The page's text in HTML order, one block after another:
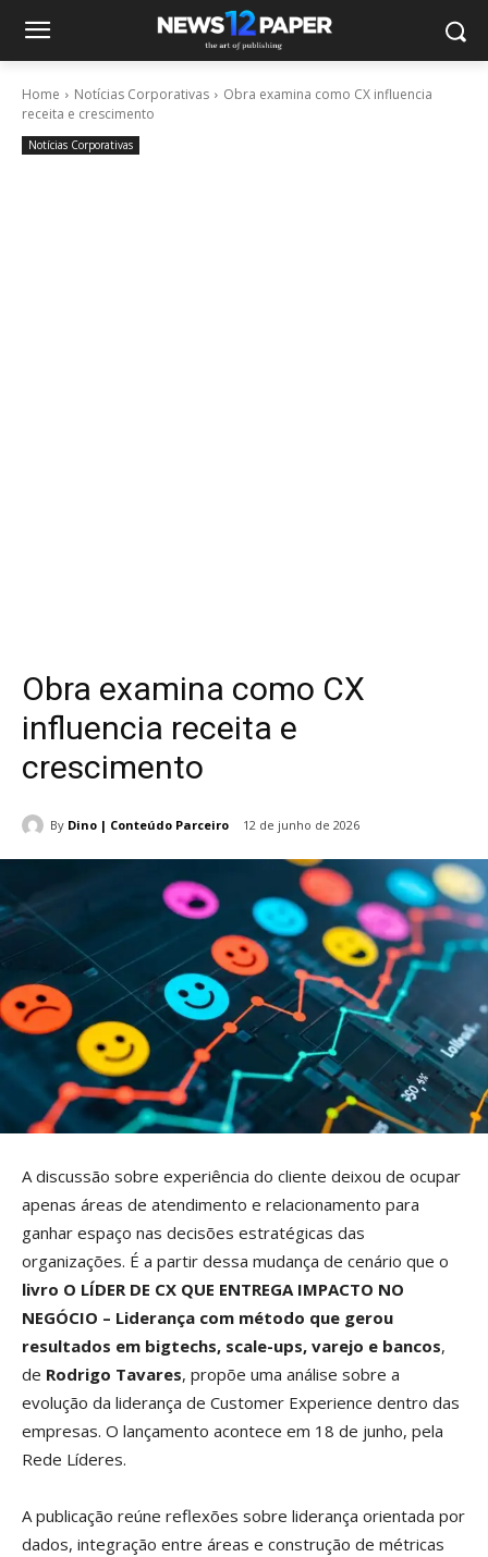
Home Notícias Corporativas
Obra examina como CX influencia
receita e crescimento
Notícias Corporativas
Obra examina como CX
influencia receita e
crescimento
By Dino | Conteúdo Parceiro 12 de junho de 2026
A discussão sobre experiência do cliente deixou de ocupar
apenas áreas de atendimento e relacionamento para
ganhar espaço nas decisões estratégicas das
organizações. É a partir dessa mudança de cenário que o
livro O LÍDER DE CX QUE ENTREGA IMPACTO NO
NEGÓCIO – Liderança com método que gerou
resultados em bigtechs, scale-ups, varejo e bancos,
de Rodrigo Tavares, propõe uma análise sobre a
evolução da liderança de Customer Experience dentro das
empresas. O lançamento acontece em 18 de junho, pela
Rede Líderes.
A publicação reúne reflexões sobre liderança orientada por
dados, integração entre áreas e construção de métricas